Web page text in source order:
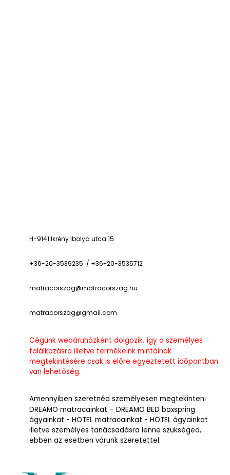
H-9141 Ikrény Ibolya utca 15.
+36-20-3539235 / +36-20-3535712
matracorszag@matracorszag.hu
matracorszag@gmail.com
Cégünk webáruházként dolgozik, így a személyes
találkozásra illetve termékeink mintáinak
megtekintésére csak is előre egyeztetett időpontban
van lehetőség.
Amennyiben szeretnéd személyesen megtekinteni
DREAMO matracainkat – DREAMO BED boxspring
ágyainkat - HOTEL matracainkat - HOTEL ágyainkat
illetve személyes tanácsadásra lenne szükséged,
ebben az esetben várunk szeretettel.